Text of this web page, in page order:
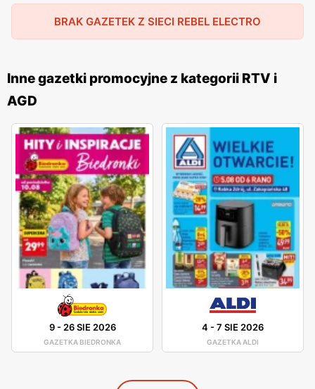
Sieć posiada serwis internetowy, na którym jest
można również zapisać się na newsletter i dostawać
powiadomienie o najlepszych promocjach w sklepie. Na
stronie sklepu Rebel Elektro można również złożyć
zamówienie oraz kupić sprzęt elektroniczny.
BRAK GAZETEK Z SIECI REBEL ELECTRO
Inne gazetki promocyjne z kategorii RTV i
AGD
9-26 SIE 2026
GAZETKA BIEDRONKA
4 -7 SIE 2026
GAZETKA ALDI